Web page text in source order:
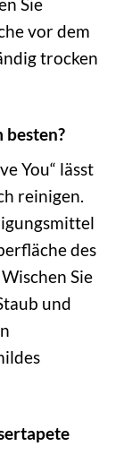
vor dem
trocken
besten?
You“ lässt
reinigen.
des
Sie
und